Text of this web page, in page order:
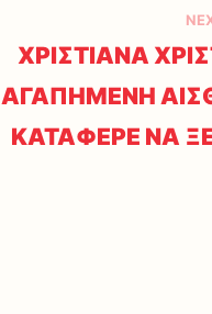
ΧΡΙΣΤΙΑΝΑ
ΑΓΑΠΗΜΕΝΗ
ΚΑΤΑΦΕΡΕ ΝΑ